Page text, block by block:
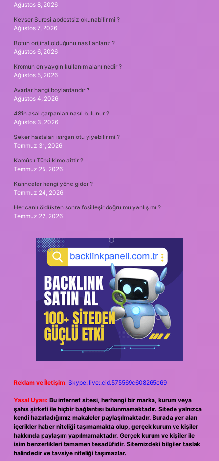
Ağustos 8, 2026
Kevser Suresi abdestsiz okunabilir mi ?
Ağustos 7, 2026
Botun orijinal olduğunu nasıl anlarız ?
Ağustos 6, 2026
Kromun en yaygın kullanım alanı nedir ?
Ağustos 5, 2026
Avarlar hangi boylardandır ?
Ağustos 4, 2026
48’in asal çarpanları nasıl bulunur ?
Ağustos 3, 2026
Şeker hastaları ısırgan otu yiyebilir mi ?
Temmuz 31, 2026
Kamûs ı Türki kime aittir ?
Temmuz 25, 2026
Karıncalar hangi yöne gider ?
Temmuz 24, 2026
Her canlı öldükten sonra fosilleşir doğru mu yanlış mı ?
Temmuz 22, 2026
Reklam ve İletişim: Skype: live:.cid.575569c608265c69
Yasal Uyarı: Bu internet sitesi, herhangi bir marka, kurum veya
şahıs şirketi ile hiçbir bağlantısı bulunmamaktadır. Sitede yalnızca
kendi hazırladığımız makaleler paylaşılmaktadır. Burada yer alan
içerikler haber niteliği taşımamakta olup, gerçek kurum ve kişiler
hakkında paylaşım yapılmamaktadır. Gerçek kurum ve kişiler ile
isim benzerlikleri tamamen tesadüfidir. Sitemizdeki bilgiler taslak
halindedir ve tavsiye niteliği taşımazlar.